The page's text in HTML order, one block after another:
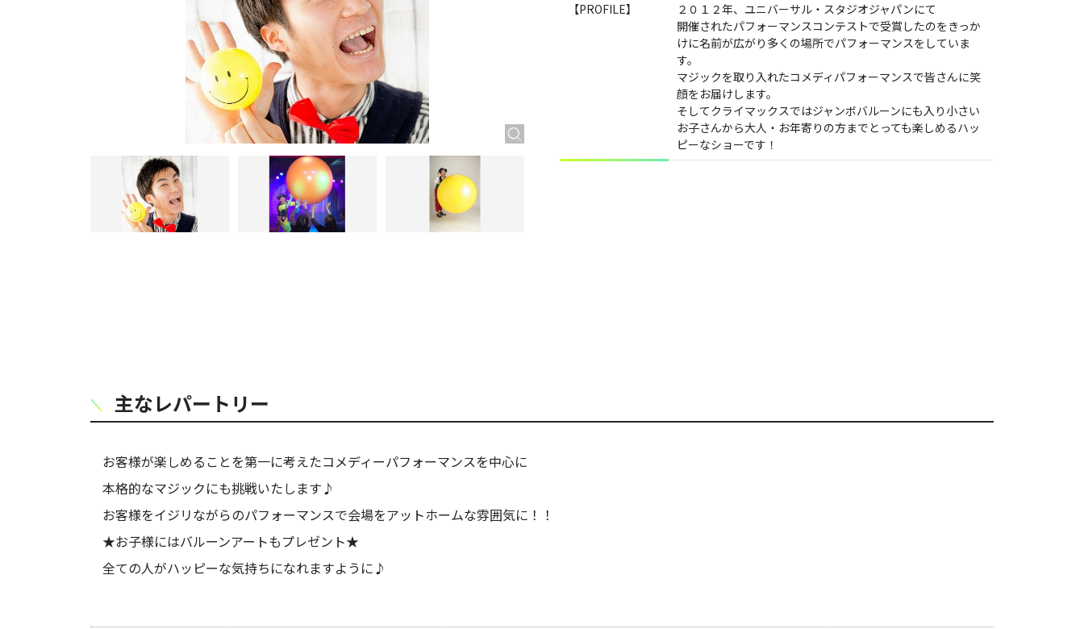
【PROFILE】
２０１２年、ユニバーサル・スタジオジャパンにて
開催されたパフォーマンスコンテストで受賞したのをきっか
けに名前が広がり多くの場所でパフォーマンスをしていま
す。
マジックを取り入れたコメディパフォーマンスで皆さんに笑
顔をお届けします。
そしてクライマックスではジャンボバルーンにも入り小さい
お子さんから大人・お年寄りの方までとっても楽しめるハッ
ピーなショーです！
主なレパートリー
お客様が楽しめることを第一に考えたコメディーパフォーマンスを中心に
本格的なマジックにも挑戦いたします♪
お客様をイジリながらのパフォーマンスで会場をアットホームな雰囲気に！！
★お子様にはバルーンアートもプレゼント★
全ての人がハッピーな気持ちになれますように♪